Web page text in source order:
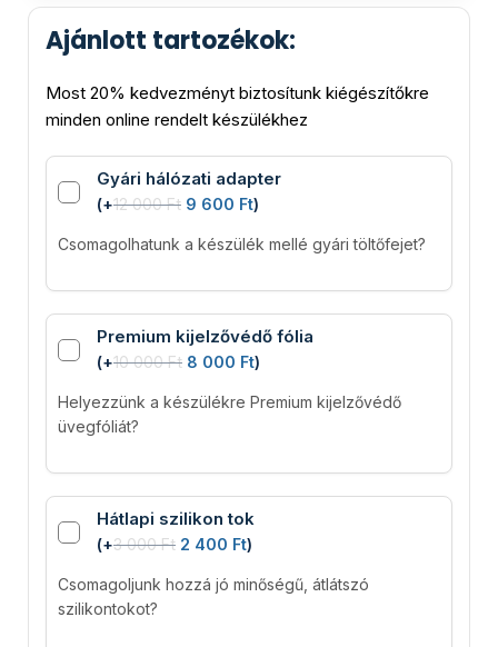
Ajánlott tartozékok:
Most 20% kedvezményt biztosítunk kiégészítőkre
minden online rendelt készülékhez
Gyári hálózati adapter
(+12 000Ft 9 600 Ft)
Csomagolhatunk a készülék mellé gyári töltőfejet?
Premium kijelzővédő fólia
(+10 000Ft 8 000 Ft)
Helyezzünk a készülékre Premium kijelzővédő
üvegfóliát?
Hátlapi szilikon tok
(+3 000Ft 2 400 Ft)
Csomagoljunk hozzá jó minőségű, átlátszó
szilikontokot?